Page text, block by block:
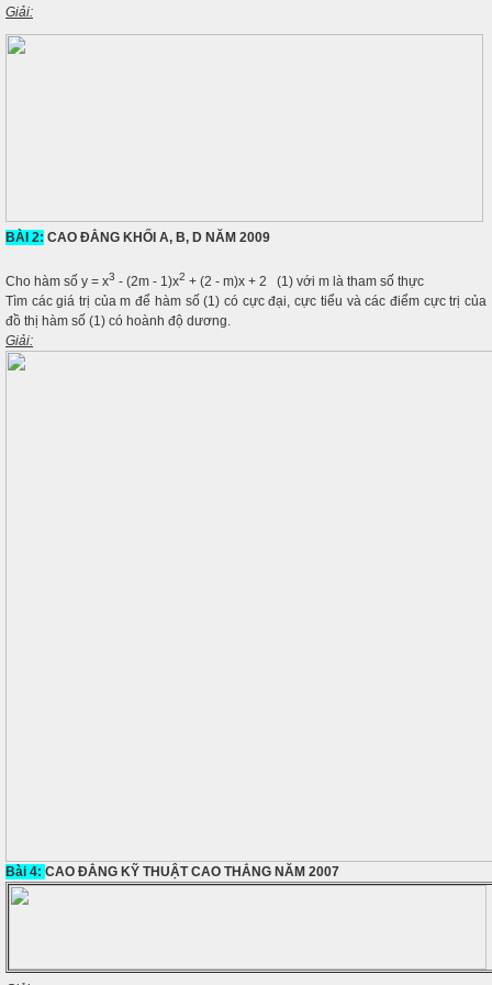
Giải:
BÀI 2: CAO ĐẲNG KHỐI A, B, D NĂM 2009
Cho hàm số y = x3 - (2m - 1)x2 + (2 - m)x + 2 (1) với m là tham số thực
Tìm các giá trị của m để hàm số (1) có cực đại, cực tiểu và các điểm cực trị của
đồ thị hàm số (1) có hoành độ dương.
Giải:
Bài 4: CAO ĐẲNG KỸ THUẬT CAO THẮNG NĂM 2007